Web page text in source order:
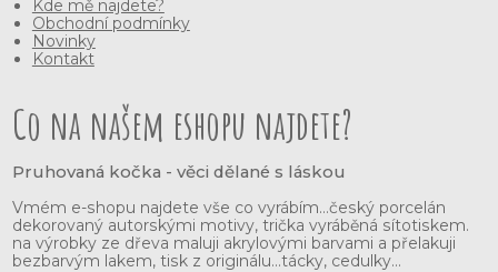
Kde mě najdete?
Obchodní podmínky
Novinky
Kontakt
Co na našem eshopu najdete?
Pruhovaná kočka - věci dělané s láskou
Vmém e-shopu najdete vše co vyrábím...český porcelán
dekorovaný autorskými motivy, trička vyráběná sítotiskem.
na výrobky ze dřeva maluji akrylovými barvami a přelakuji
bezbarvým lakem, tisk z originálu...tácky, cedulky...